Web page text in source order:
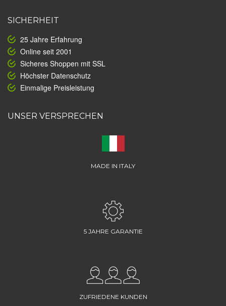
SICHERHEIT
25 Jahre Erfahrung
Online seit 2001
Sicheres Shoppen mit SSL
Höchster Datenschutz
Einmalige Preisleistung
UNSER VERSPRECHEN
MADE IN ITALY
5 JAHRE GARANTIE
ZUFRIEDENE KUNDEN